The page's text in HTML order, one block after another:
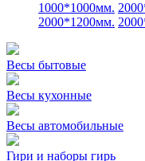
1000*1000мм.
2000*1200мм.
Весы бытовые
Весы кухонные
Весы автомобильные
Гири и наборы гирь